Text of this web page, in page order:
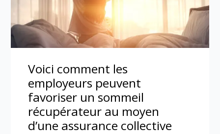
Voici comment les
employeurs peuvent
favoriser un sommeil
récupérateur au moyen
d’une assurance collective